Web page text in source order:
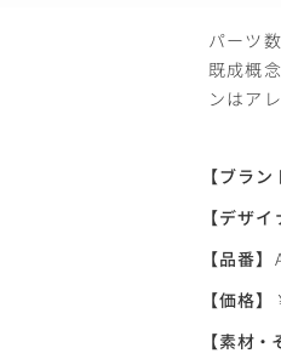
パーツ
既成概
ンはア
【ブラン
【デザイ
【品番】
【価格】
【素材・